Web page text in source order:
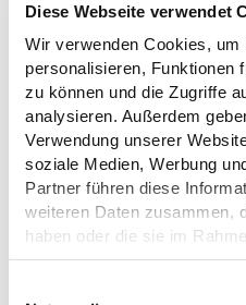
Diese Webseite verwendet
Wir verwenden Cookies, um
personalisieren, Funktionen
zu können und die Zugriffe
analysieren. Außerdem
Verwendung unserer
soziale Medien, Werbung
Partner führen diese
weiteren Daten zusammen,
haben oder die sie im
gesammelt haben.